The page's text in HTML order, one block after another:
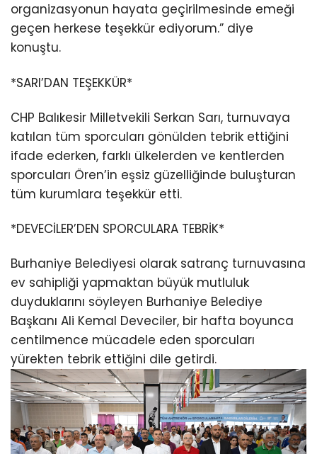
organizasyonun hayata geçirilmesinde emeği
geçen herkese teşekkür ediyorum.” diye
konuştu.
*SARI’DAN TEŞEKKÜR*
CHP Balıkesir Milletvekili Serkan Sarı, turnuvaya
katılan tüm sporcuları gönülden tebrik ettiğini
ifade ederken, farklı ülkelerden ve kentlerden
sporcuları Ören’in eşsiz güzelliğinde buluşturan
tüm kurumlara teşekkür etti.
*DEVECİLER’DEN SPORCULARA TEBRİK*
Burhaniye Belediyesi olarak satranç turnuvasına
ev sahipliği yapmaktan büyük mutluluk
duyduklarını söyleyen Burhaniye Belediye
Başkanı Ali Kemal Deveciler, bir hafta boyunca
centilmence mücadele eden sporcuları
yürekten tebrik ettiğini dile getirdi.